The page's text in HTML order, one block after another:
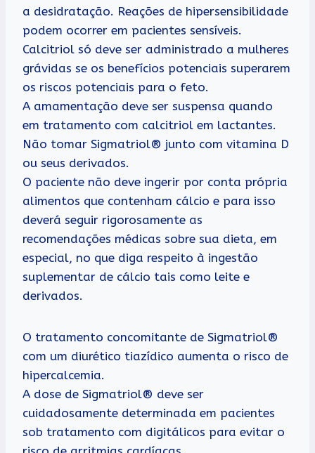
a desidratação. Reações de hipersensibilidade
podem ocorrer em pacientes sensíveis.
Calcitriol só deve ser administrado a mulheres
grávidas se os benefícios potenciais superarem
os riscos potenciais para o feto.
A amamentação deve ser suspensa quando
em tratamento com calcitriol em lactantes.
Não tomar Sigmatriol® junto com vitamina D
ou seus derivados.
O paciente não deve ingerir por conta própria
alimentos que contenham cálcio e para isso
deverá seguir rigorosamente as
recomendações médicas sobre sua dieta, em
especial, no que diga respeito à ingestão
suplementar de cálcio tais como leite e
derivados.
O tratamento concomitante de Sigmatriol®
com um diurético tiazídico aumenta o risco de
hipercalcemia.
A dose de Sigmatriol® deve ser
cuidadosamente determinada em pacientes
sob tratamento com digitálicos para evitar o